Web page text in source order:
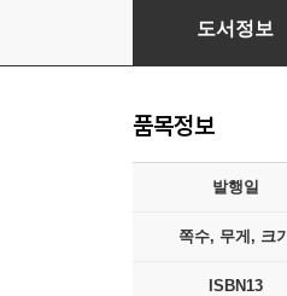
도서정보
품목정보
발행일
쪽수, 무게, 크기
ISBN13